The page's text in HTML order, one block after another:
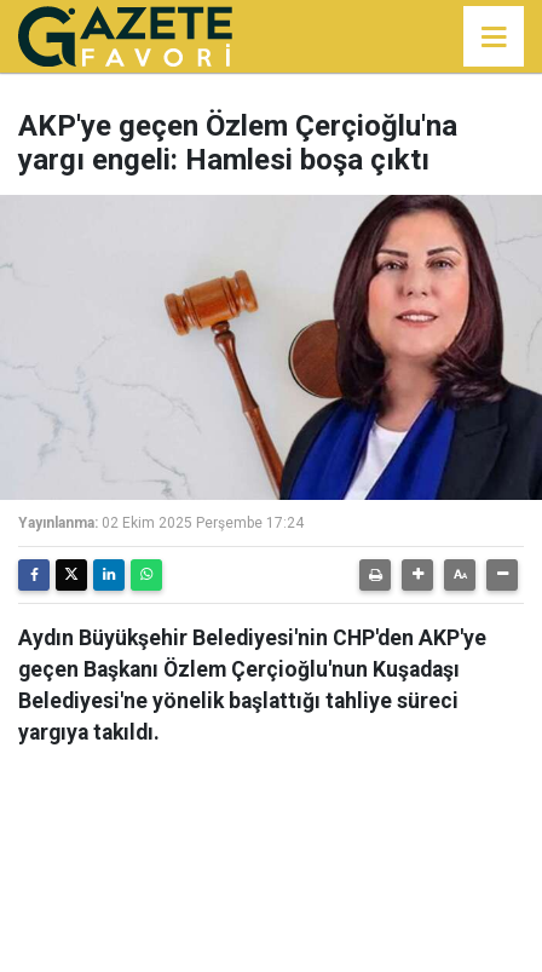
AKP'ye geçen Özlem Çerçioğlu'na
yargı engeli: Hamlesi boşa çıktı
Yayınlanma: 02 Ekim 2025 Perşembe 17:24
Aydın Büyükşehir Belediyesi'nin CHP'den AKP'ye
geçen Başkanı Özlem Çerçioğlu'nun Kuşadaşı
Belediyesi'ne yönelik başlattığı tahliye süreci
yargıya takıldı.